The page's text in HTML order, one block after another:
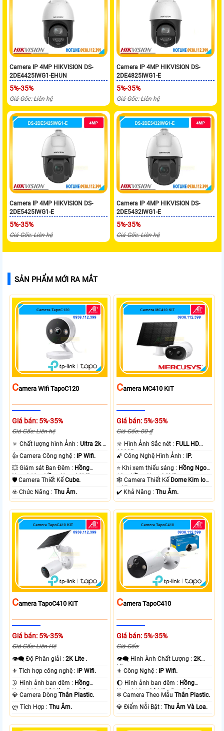
Camera IP 4MP HIKVISION DS-
2DE4425IWG1-EHUN
5%-35%
Giá Gốc: Liên hệ
Camera IP 4MP HIKVISION DS-
2DE4825IWG1-E
5%-35%
Giá Gốc: Liên hệ
Camera IP 4MP HIKVISION DS-
2DE5425IWG1-E
5%-35%
Giá Gốc: Liên hệ
Camera IP 4MP HIKVISION DS-
2DE5432IWG1-E
5%-35%
Giá Gốc: Liên hệ
SẢN PHẨM MỚI RA MẮT
CAmera Wifi TapoC120
Giá bán: 5%-35%
Giá Gốc: Liên hệ
🔅 Chất lượng hình Ảnh :Ultra 2k +
.
👍 Camera Công nghệ :
IP Wifi.
💥 Giám sát Ban Đêm : Hồng
Ngoại 10m Hồng Ngoại SMD.
🛡 Camera Thiết KếCube.
️☣️ Chức Năng :Thu Âm.
CAmera MC410 KIT
Giá bán: 5%-35%
Giá Gốc: 00 ₫
🔆 Hình Ảnh Sắc nét : FULL HD
1080P .
🌠 Công Nghệ Hình Ảnh :
IP.
⭐ Khi xem thiếu sáng : Hồng Ngoại
10m Hồng Ngoại SMD.
🕸️ Camera Thiết Kế Dome Kim loại
+ Nhựa.
️✔️ Khả Năng :Thu Âm.
CAmera TapoC410 KIT
Giá bán: 5%-35%
Giá Gốc: Liên Hệ
👁️‍🗨 Độ Phân giải :2K Lite .
⚜️ Tích hợp công nghệ : IP Wifi.
🌛 Hình ảnh ban đêm : Hồng
Ngoại 10m Có Màu Ban Ðêm.
💎 Camera DòngThân Plastic.
️ლ Tích Hợp :Thu Âm.
CAmera TapoC410
Giá bán: 5%-35%
Giá Gốc:
👁️‍🗨 Hình Ành Chất Lượng :2K
Lite .
⚜️ Công Nghệ : IP Wifi.
🌔 Hình ảnh ban đêm : Hồng
Ngoại 10m Có Màu Ban Ðêm.
❄ Camera Theo MẫuThân Plastic.
️💎 Điểm Nỗi Bật :Thu Âm Và Loa.